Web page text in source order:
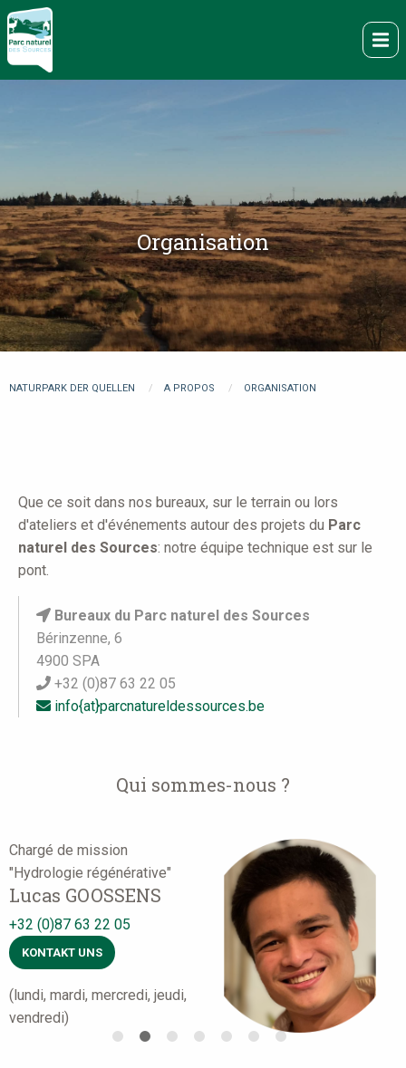
Direkt
zum
Inhalt
Organisation
are
NATURPARK DER QUELLEN A PROPOS ORGANISATION
Que ce soit dans nos bureaux, sur le terrain ou lors
d'ateliers et d'événements autour des projets du Parc
naturel des Sources: notre équipe technique est sur le
pont.
Bureaux du Parc naturel des Sources
Bérinzenne, 6
4900 SPA
+32 (0)87 63 22 05
info{at}parcnatureldessources.be
Qui sommes-nous ?
Chargé de mission
"Hydrologie régénérative"
Lucas GOOSSENS
+32 (0)87 63 22 05
KONTAKT UNS
(lundi, mardi, mercredi, jeudi,
vendredi)